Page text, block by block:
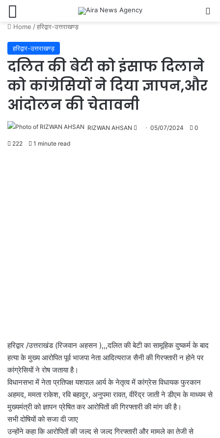
Home /हरिद्वार-उत्तराखण्ड़
हरिद्वार-उत्तराखण्ड़
दलित की बेटी को इंसाफ दिलाने
को कांग्रेसियों ने दिया ज्ञापन,और
आंदोलन की चेतावनी
RIZWAN AHSAN
Send05/07/2024 0
222 1 minute read
हरिद्वार /उत्तराखंड (रिजवान अहसन ),,,दलित की बेटी का सामूहिक दुष्कर्म के बाद
हत्या के मुख्य आरोपित पूर्व भाजपा नेता आदित्यराज सैनी की गिरफ्तारी न होने पर
कांग्रेसियों ने रोष जताया है।
विधानसभा में नेता प्रतिपक्ष यशपाल आर्य के नेतृत्व में कांग्रेस विधायक फुरकान
अहमद, ममता राकेश, रवि बहादुर, अनुपमा रावत, वीरेंद्र जाती ने डीएम के माध्यम से
मुख्यमंत्री को ज्ञापन प्रेषित कर आरोपितों की गिरफ्तारी की मांग की है।
सभी दोषियों को सजा दी जाए
उन्होंने कहा कि आरोपितों की जल्द से जल्द गिरफ्तारी और मामले का तेजी से